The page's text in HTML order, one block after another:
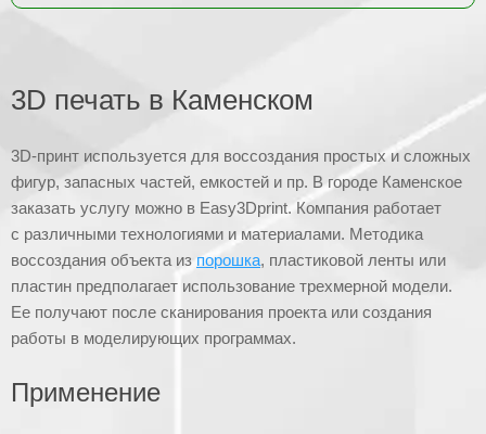
3D печать в Каменском
3D-принт используется для воссоздания простых и сложных
фигур, запасных частей, емкостей и пр. В городе Каменское
заказать услугу можно в Easy3Dprint. Компания работает
с различными технологиями и материалами. Методика
воссоздания объекта из порошка, пластиковой ленты или
пластин предполагает использование трехмерной модели.
Ее получают после сканирования проекта или создания
работы в моделирующих программах.
Применение